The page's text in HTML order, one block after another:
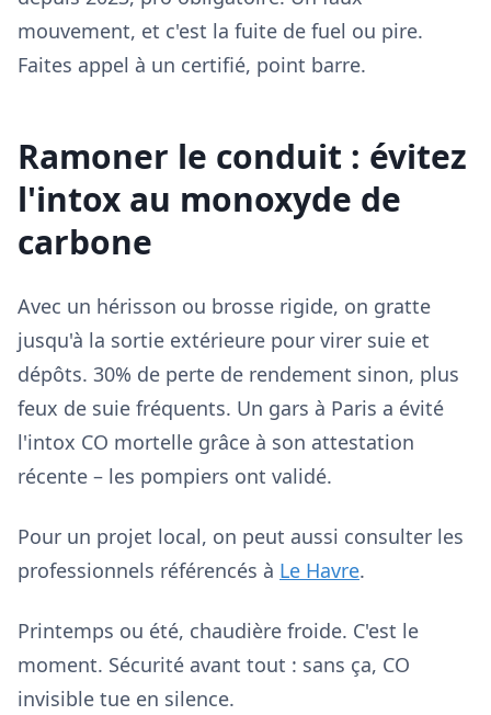
mouvement, et c'est la fuite de fuel ou pire.
Faites appel à un certifié, point barre.
Ramoner le conduit : évitez
l'intox au monoxyde de
carbone
Avec un hérisson ou brosse rigide, on gratte
jusqu'à la sortie extérieure pour virer suie et
dépôts. 30% de perte de rendement sinon, plus
feux de suie fréquents. Un gars à Paris a évité
l'intox CO mortelle grâce à son attestation
récente – les pompiers ont validé.
Pour un projet local, on peut aussi consulter les
professionnels référencés à Le Havre.
Printemps ou été, chaudière froide. C'est le
moment. Sécurité avant tout : sans ça, CO
invisible tue en silence.